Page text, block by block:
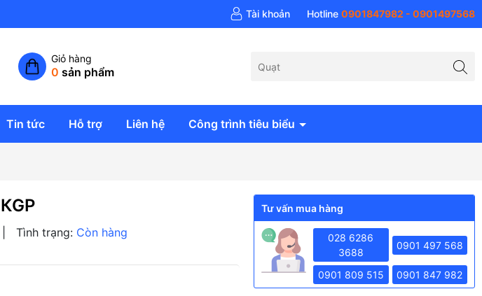
Công ty TNHH giải pháp không khí Anh Huy - AH Air
Tài khoản Hotline 0901847982 - 0901497568
Giỏ hàng
0 sản phẩm
Tin tức Hỗ trợ Liên hệ Công trình tiêu biểu
Tình trạng: Còn hàng
Tư vấn mua hàng
028 6286
3688
0901 497 568
0901 809 515 0901 847 982